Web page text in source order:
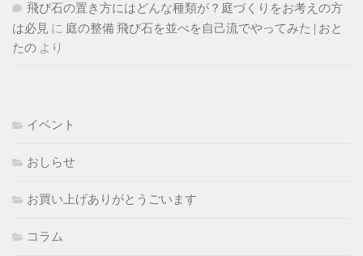
飛び石の置き方にはどんな種類が？庭づくりをお考えの方
は必見 に 庭の整備 飛び石を並べを自己流でやってみた | おと
たの より
イベント
おしらせ
お買い上げありがとうごいます
コラム